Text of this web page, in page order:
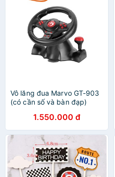
Vô lăng đua Marvo GT-903
(có cần số và bàn đạp)
1.550.000 đ